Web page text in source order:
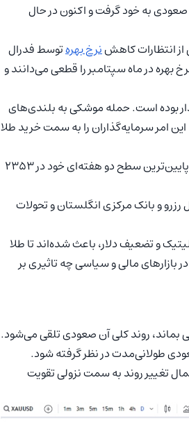
صعودی به خود گرفت و اکنون در حال
از انتظارات کاهشنرخ بهرهتوسط فدرال
در ماه سپتامبر را قطعی می‌دانند و
بوده است. حمله موشکی به بلندی‌های
امر سرمایه‌گذاران را به سمت خرید طلا
طلا پس از انتشار داده‌های تورمی ایالات متحده که نشان‌دهنده ثبات نرخ تورم بود، از پایین‌ترین سطح دو هفته‌ای خود در ۲۳۵۳
رزرو و بانک مرکزی انگلستان و تحولات
و تضعیف دلار، باعث شده‌اند تا طلا
بازارهای مالی و سیاسی چه تاثیری بر
تا زمانی که قیمت طلا بالاتر از سطح مقاومتی ۲۲۹۳ دلار باقی بماند، روند کلی آن صعودی تلقی می‌شود.
طولانی‌مدت در نظر گرفته شود.
زیر سوال رفته و احتمال تغییر روند به سمت نزولی تقویت